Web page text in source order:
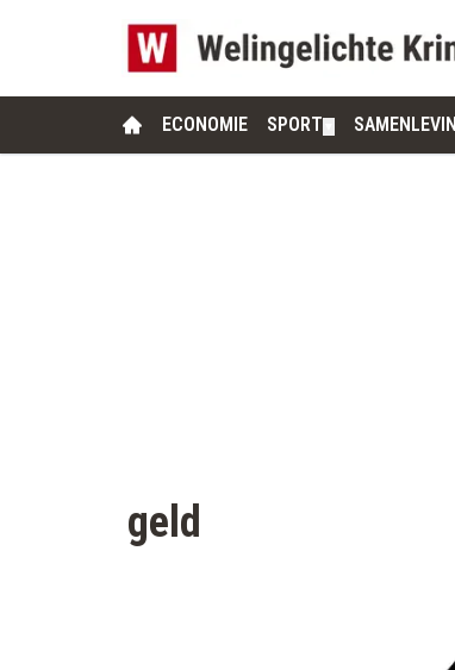
ECONOMIE SPORT
geld